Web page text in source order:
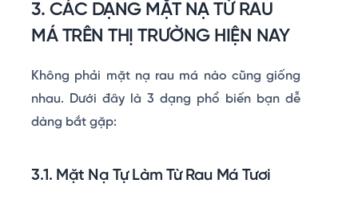
3. CÁC DẠNG MẶT NẠ TỪ RAU
MÁ TRÊN THỊ TRƯỜNG HIỆN NAY
Không phải mặt nạ rau má nào cũng giống
nhau. Dưới đây là 3 dạng phổ biến bạn dễ
dàng bắt gặp:
3.1. Mặt Nạ Tự Làm Từ Rau Má Tươi